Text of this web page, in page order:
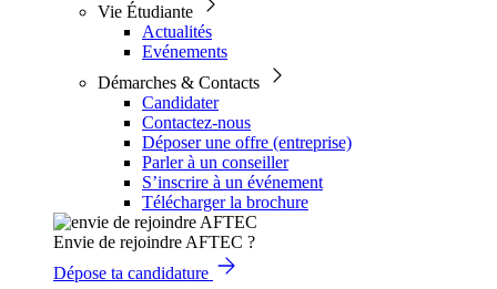
Vie Étudiante
Actualités
Evénements
Démarches & Contacts
Candidater
Contactez-nous
Déposer une offre (entreprise)
Parler à un conseiller
S’inscrire à un événement
Télécharger la brochure
Envie de rejoindre AFTEC ?
Dépose ta candidature